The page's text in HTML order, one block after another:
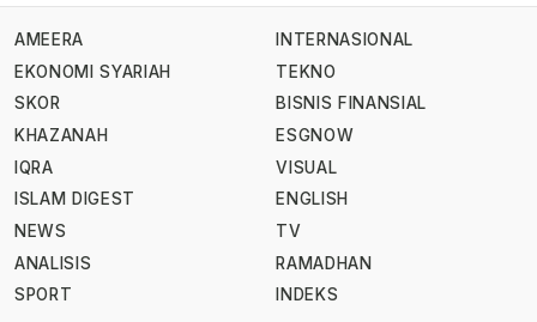
AMEERA
EKONOMI SYARIAH
SKOR
KHAZANAH
IQRA
ISLAM DIGEST
NEWS
ANALISIS
SPORT
INTERNASIONAL
TEKNO
BISNIS FINANSIAL
ESGNOW
VISUAL
ENGLISH
TV
RAMADHAN
INDEKS